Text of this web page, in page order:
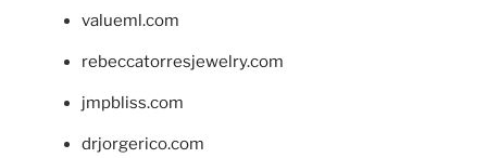
valueml.com
rebeccatorresjewelry.com
jmpbliss.com
drjorgerico.com